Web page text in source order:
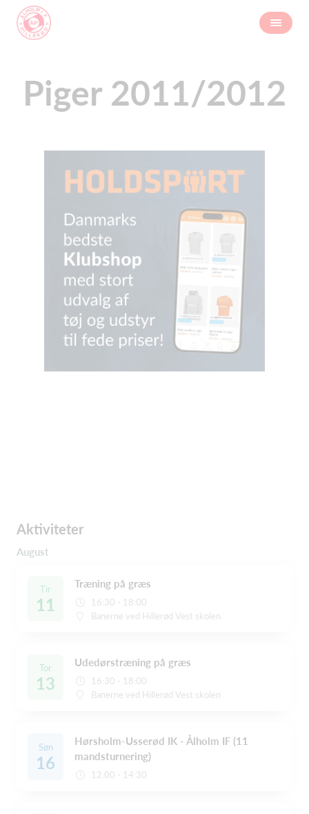
Piger 2011/2012
Aktiviteter
August
Tir
11
Træning på græs
16:30 - 18:00
Banerne ved Hillerød Vest skolen
Tor
13
Udedørstræning på græs
16:30 - 18:00
Banerne ved Hillerød Vest skolen
Søn
16
Hørsholm-Usserød IK - Ålholm IF (11
mandsturnering)
12:00 - 14:30